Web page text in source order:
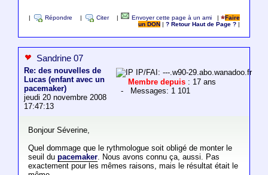
Répondre Citer Envoyer cette page à un ami |
Faire
un DON
|? Retour Haut de Page ?
Sandrine 07
Re: des nouvelles de
Lucas (enfant avec un
pacemaker)
jeudi 20 novembre 2008
17:47:13
IP/FAI: ---.w90-29.abo.wanadoo.fr
Membre depuis : 17 ans
- Messages: 1 101
Bonjour Séverine,
Quel dommage que le rythmologue soit obligé de monter le
seuil du pacemaker. Nous avons connu ça, aussi. Pas
exactement pour les mêmes raisons, mais le résultat était le